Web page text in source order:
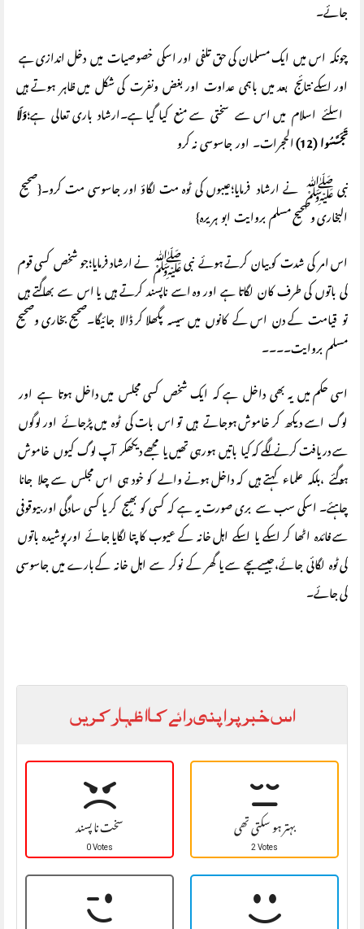
جائے۔
چونکہ اس میں ایک مسلمان کی حق تلفی اور اسکی خصوصیات میں دخل اندازی ہے
اور اسکے نتائج بعد میں باہمی عداوت اور بغض ونفرت کی شکل میں ظاہر ہوتے ہیں
اسلئے اسلام میں اس سے سختی سے منع کیا گیا ہے۔ارشاد باری تعالی ہے؛وَلَا
تَجَسَّسُوا(12) الحجرات۔ اور جاسوسی نہ کرو
نبی ﷺ نے ارشاد فرمایا؛عیبوں کی ٹوہ مت لگاؤ اور جاسوسی مت کرو۔{صحیح
البخاری وصحیح مسلم بروایت ابو ہریرہ}
اس امر کی شدت کو بیان کرتے ہوئے نبی ﷺ نے ارشاد فرمایا؛جو شخص کسی قوم
کی باتوں کی طرف کان لگاتا ہے اور وہ اسے ناپسند کرتے ہیں یا اس سے بھاگتے ہیں
تو قیامت کے دن اس کے کانوں میں سیسہ پگھلا کر ڈالا جائیگا۔صحیح بخاری وصحیح
مسلم بروایت۔۔۔۔
اسی حکم میں یہ بھی داخل ہے کہ ایک شخص کسی مجلس میں داخل ہوتا ہے اور
لوگ اسے دیکھ کر خاموش ہوجاتے ہیں تو اس بات کی ٹوہ میں پڑجائے اور لوگوں
سے دریافت کرنے لگے کہ کیا باتیں ہورہی تھیں یا مجھے دیکھکر آپ لوگ کیوں خاموش
ہوگئے ،بلکہ علماء کہتے ہیں کہ داخل ہونے والے کو خود ہی اس مجلس سے چلا جانا
چاہئے۔ اسکی سب سے بری صورت یہ ہے کہ کسی کو بھیج کر یا کسی سادگی اور بیوقوفی
سے فائدہ اٹھا کر اسکے یا اسکے اہل خانہ کے عیوب کا پتا لگایا جائے اور پوشیدہ باتوں
کی ٹوہ لگائی جائے،جیسے بچے سے یا گھر کے نوکر سے اہل خانہ کے بارے میں جاسوسی
کی جائے۔
اس خبر پر اپنی رائے کا اظہار کریں
سخت نا پسند
0 Votes بہتر ہو سکتی تھی
2 Votes